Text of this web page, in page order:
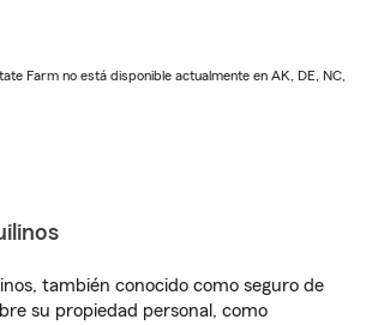
Farm no está disponible actualmente en AK, DE, NC,
también conocido como seguro de
su propiedad personal, como